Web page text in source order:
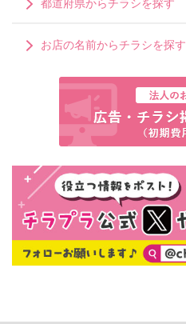
お店の名前からチラシを探す